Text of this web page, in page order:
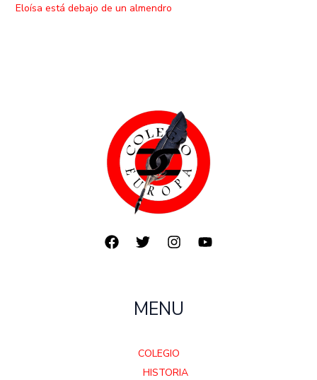
Eloísa está debajo de un almendro
MENU
COLEGIO
HISTORIA